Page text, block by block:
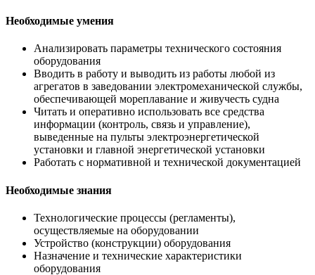
Необходимые умения
Анализировать параметры технического состояния
оборудования
Вводить в работу и выводить из работы любой из
агрегатов в заведовании электромеханической службы,
обеспечивающей мореплавание и живучесть судна
Читать и оперативно использовать все средства
информации (контроль, связь и управление),
выведенные на пульты электроэнергетической
установки и главной энергетической установки
Работать с нормативной и технической документацией
Необходимые знания
Технологические процессы (регламенты),
осуществляемые на оборудовании
Устройство (конструкции) оборудования
Назначение и технические характеристики
оборудования